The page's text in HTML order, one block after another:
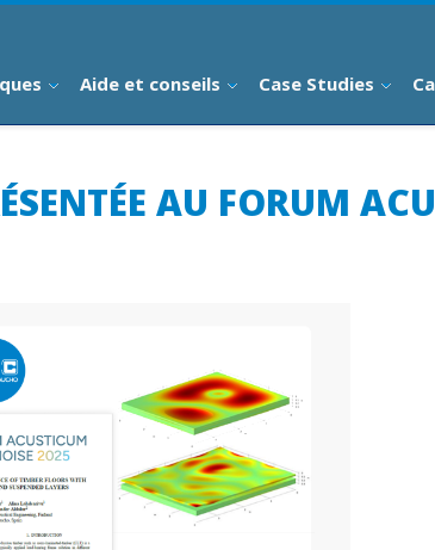
Aide et conseils Case Studies
AU FORUM